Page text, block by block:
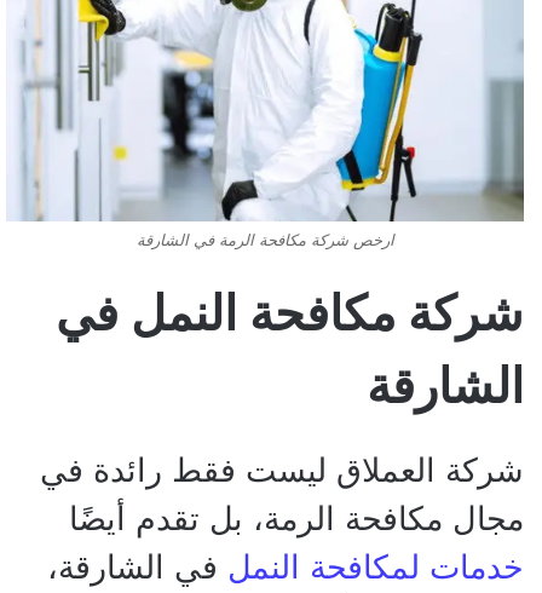
ارخص شركة مكافحة الرمة في الشارقة
شركة مكافحة النمل في
الشارقة
شركة العملاق ليست فقط رائدة في
مجال مكافحة الرمة، بل تقدم أيضًا
خدمات لمكافحة النمل في الشارقة،